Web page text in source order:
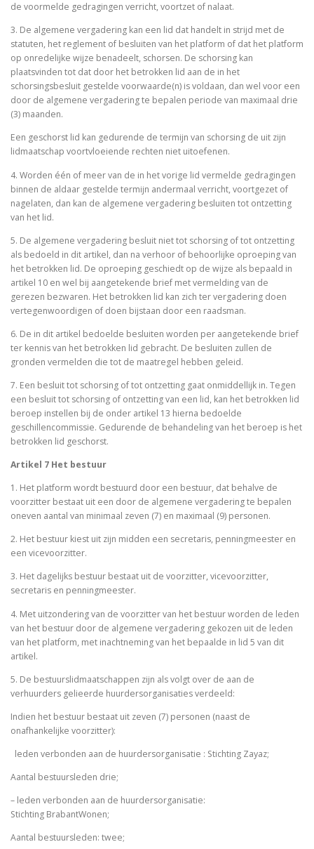
de voormelde gedragingen verricht, voortzet of nalaat.
3. De algemene vergadering kan een lid dat handelt in strijd met de
statuten, het reglement of besluiten van het platform of dat het platform
op onredelijke wijze benadeelt, schorsen. De schorsing kan
plaatsvinden tot dat door het betrokken lid aan de in het
schorsingsbesluit gestelde voorwaarde(n) is voldaan, dan wel voor een
door de algemene vergadering te bepalen periode van maximaal drie
(3) maanden.
Een geschorst lid kan gedurende de termijn van schorsing de uit zijn
lidmaatschap voortvloeiende rechten niet uitoefenen.
4. Worden één of meer van de in het vorige lid vermelde gedragingen
binnen de aldaar gestelde termijn andermaal verricht, voortgezet of
nagelaten, dan kan de algemene vergadering besluiten tot ontzetting
van het lid.
5. De algemene vergadering besluit niet tot schorsing of tot ontzetting
als bedoeld in dit artikel, dan na verhoor of behoorlijke oproeping van
het betrokken lid. De oproeping geschiedt op de wijze als bepaald in
artikel 10 en wel bij aangetekende brief met vermelding van de
gerezen bezwaren. Het betrokken lid kan zich ter vergadering doen
vertegenwoordigen of doen bijstaan door een raadsman.
6. De in dit artikel bedoelde besluiten worden per aangetekende brief
ter kennis van het betrokken lid gebracht. De besluiten zullen de
gronden vermelden die tot de maatregel hebben geleid.
7. Een besluit tot schorsing of tot ontzetting gaat onmiddellijk in. Tegen
een besluit tot schorsing of ontzetting van een lid, kan het betrokken lid
beroep instellen bij de onder artikel 13 hierna bedoelde
geschillencommissie. Gedurende de behandeling van het beroep is het
betrokken lid geschorst.
Artikel 7 Het bestuur
1. Het platform wordt bestuurd door een bestuur, dat behalve de
voorzitter bestaat uit een door de algemene vergadering te bepalen
oneven aantal van minimaal zeven (7) en maximaal (9) personen.
2. Het bestuur kiest uit zijn midden een secretaris, penningmeester en
een vicevoorzitter.
3. Het dagelijks bestuur bestaat uit de voorzitter, vicevoorzitter,
secretaris en penningmeester.
4. Met uitzondering van de voorzitter van het bestuur worden de leden
van het bestuur door de algemene vergadering gekozen uit de leden
van het platform, met inachtneming van het bepaalde in lid 5 van dit
artikel.
5. De bestuurslidmaatschappen zijn als volgt over de aan de
verhuurders gelieerde huurdersorganisaties verdeeld:
Indien het bestuur bestaat uit zeven (7) personen (naast de
onafhankelijke voorzitter):
­ leden verbonden aan de huurdersorganisatie : Stichting Zayaz;
Aantal bestuursleden drie;
– leden verbonden aan de huurdersorganisatie:
Stichting BrabantWonen;
Aantal bestuursleden: twee;